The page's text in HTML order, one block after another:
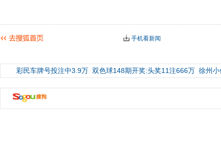
手机看新闻
彩民车牌号投注中3.9万 双色球148期开奖:头奖11注666万 徐州